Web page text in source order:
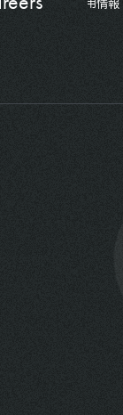
採用情報